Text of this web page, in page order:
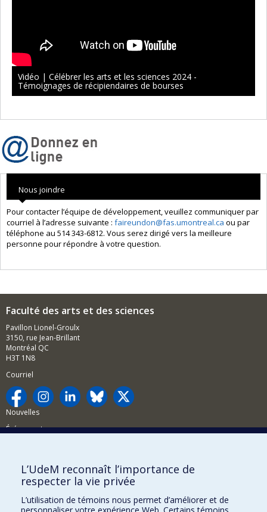
Vidéo | Célébrer les arts et les sciences 2024 -
Témoignages de récipiendaires de bourses
Nous joindre
Pour contacter l’équipe de développement, veuillez communiquer par
courriel à l’adresse suivante : faireundon@fas.umontreal.ca ou par
téléphone au 514 343-6812. Vous serez dirigé vers la meilleure
personne pour répondre à votre question.
Faculté des arts et des sciences
Pavillon Lionel-Groulx
3150, rue Jean-Brillant
Montréal QC
H3T 1N8
Courriel
Nouvelles
Événements
BESOIN D'AIDE?
Plan du site
Signaler une erreur
L’UdeM reconnaît l’importance de
respecter la vie privée
L’utilisation de témoins nous permet d’améliorer et de
personnaliser votre expérience Web. Certains témoins